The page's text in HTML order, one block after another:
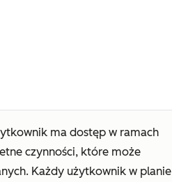
ma dostęp w ramach
czynności, które może
Każdy użytkownik w planie